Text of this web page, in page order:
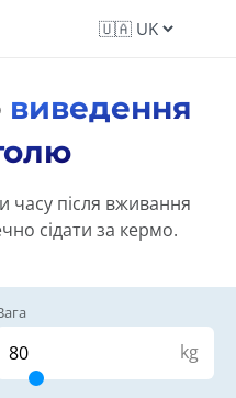
виведення
часу після вживання
сідати за кермо.
kg